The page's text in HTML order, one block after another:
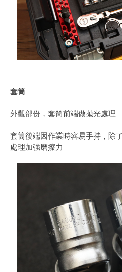
套筒
外觀部份，套筒前端做拋光處理
套筒後端因作業時容易手持，除
處理加強磨擦力